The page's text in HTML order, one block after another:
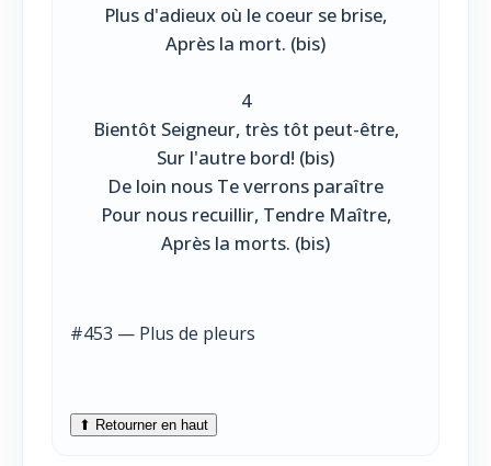
Plus d'adieux où le coeur se brise,
Après la mort. (bis)
4
Bientôt Seigneur, très tôt peut-être,
Sur l'autre bord! (bis)
De loin nous Te verrons paraître
Pour nous recuillir, Tendre Maître,
Après la morts. (bis)
#453 — Plus de pleurs
⬆ Retourner en haut